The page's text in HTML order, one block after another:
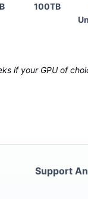
100TB
if your GPU of
Support